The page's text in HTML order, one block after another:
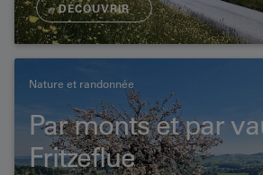
DÉCOUVRIR
Nature et randonnée
Par monts et par
Fritzeflue